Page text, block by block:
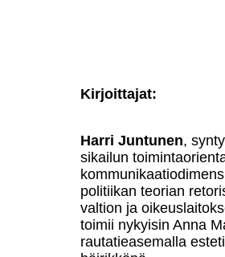
Kirjoittajat:
Harri Juntunen,
sikailun
politiikan teorian
valtion ja
toimii nykyisin Anna
rautatieasemalla